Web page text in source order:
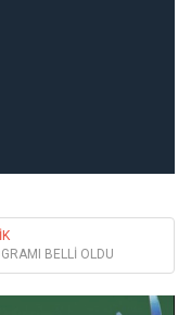
BELLİ OLDU